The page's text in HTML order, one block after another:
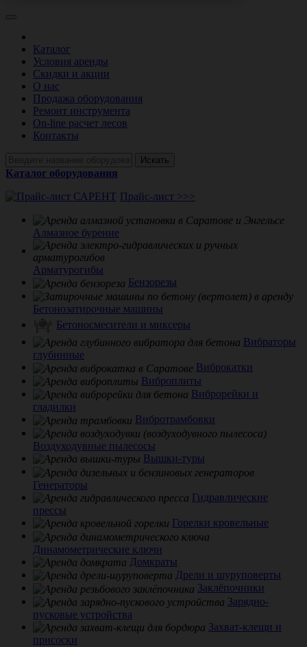
Каталог
Условия аренды
Скидки и акции
О нас
Продажа оборудования
Ремонт инструмента
On-line расчет лесов
Контакты
Искать
Каталог оборудования
Прайс-лист >>>
Алмазное бурение
Арматурогибы
Бензорезы
Бетонозатирочные машины
Бетоносмесители и миксеры
Вибраторы
глубинные
Виброкатки
Виброплиты
Виброрейки и
гладилки
Вибротрамбовки
Воздуходувные пылесосы
Вышки-туры
Генераторы
Гидравлические
прессы
Горелки кровельные
Динамометрические ключи
Домкраты
Дрели и шуруповерты
Заклёпочники
Зарядно-
пусковые устройства
Захват-клещи и
присоски